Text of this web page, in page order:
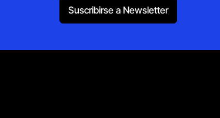
Suscribirse a Newsletter